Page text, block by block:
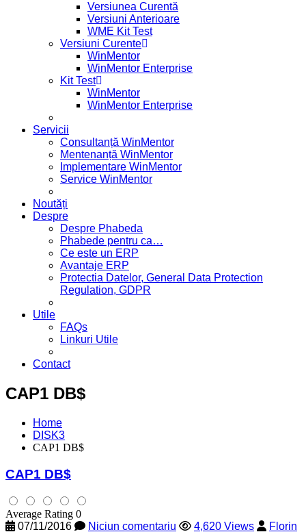
Versiunea Curentă
Versiuni Anterioare
WME Kit Test
Versiuni Curente
WinMentor
WinMentor Enterprise
Kit Test
WinMentor
WinMentor Enterprise
Servicii
Consultanță WinMentor
Mentenanță WinMentor
Implementare WinMentor
Service WinMentor
Noutăți
Despre
Despre Phabeda
Phabede pentru ca…
Ce este un ERP
Avantaje ERP
Protectia Datelor, General Data Protection
Regulation, GDPR
Utile
FAQs
Linkuri Utile
Contact
CAP1 DB$
Home
DISK3
CAP1 DB$
CAP1 DB$
Average Rating 0
07/11/2016
Niciun comentariu 4,620 Views
Florin